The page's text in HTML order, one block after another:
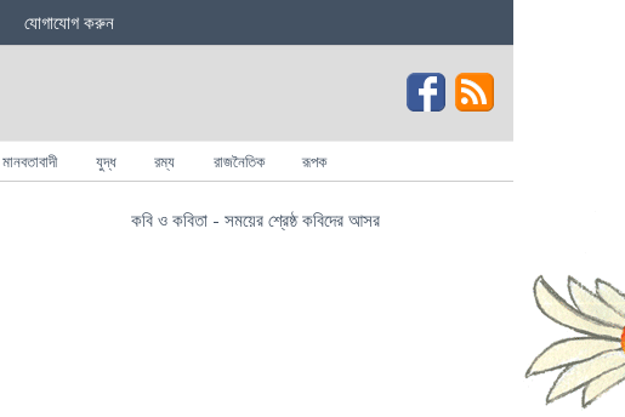
যোগাযোগ করুন
মানবতাবাদী যুদ্ধ রম্য রাজনৈতিক রূপক
কবি ও কবিতা - সময়ের শ্রেষ্ঠ কবিদের আসর